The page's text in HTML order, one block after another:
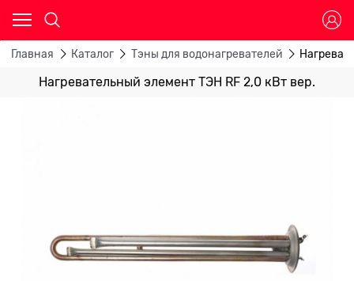
Главная Каталог Тэны для водонагревателей
Нагревательный элемент ТЭН RF 2,0 кВт вер.